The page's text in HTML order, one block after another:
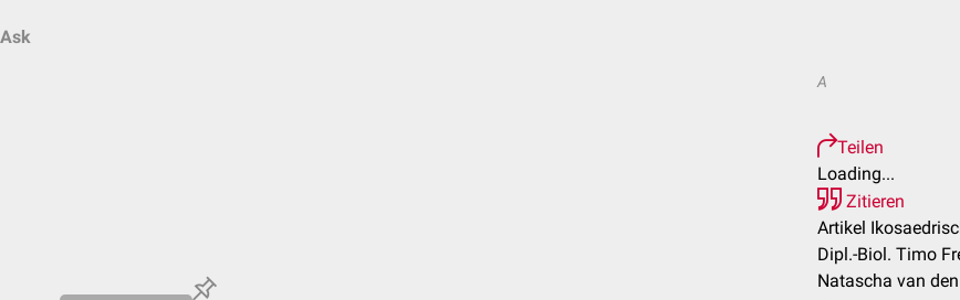
Ask
A
Teilen
Loading...
Zitieren
Artikel
Dipl.-Biol. Timo
Natascha van